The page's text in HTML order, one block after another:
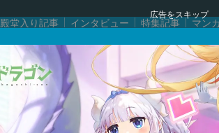
広告をスキップ
殿堂入り記事 インタビュー 特集記事 マン